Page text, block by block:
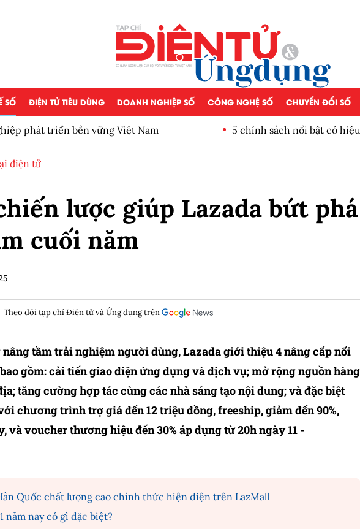
SỐ ĐIỆN TỬ TIÊU DÙNG DOANH NGHIỆP SỐ CÔNG NGHỆ SỐ CHUYỂN ĐỔI SỐ
phát triển bền vững Việt Nam 5 chính sách nổi bật có
điện tử
lược giúp Lazada bứt phá
cuối năm
Theo dõi tạp chí Điện tử và Ứng dụng trên
tầm trải nghiệm người dùng, Lazada giới thiệu 4 nâng cấp nổi
gồm: cải tiến giao diện ứng dụng và dịch vụ; mở rộng nguồn hàng
tăng cường hợp tác cùng các nhà sáng tạo nội dung; và đặc biệt
chương trình trợ giá đến 12 triệu đồng, freeship, giảm đến 90%,
và voucher thương hiệu đến 30% áp dụng từ 20h ngày 11 -
Quốc chất lượng cao chính thức hiện diện trên LazMall
năm nay có gì đặc biệt?